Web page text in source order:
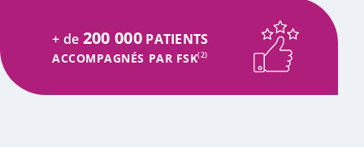
+ de 200 000 PATIENTS
ACCOMPAGNÉS PAR FSK(2)